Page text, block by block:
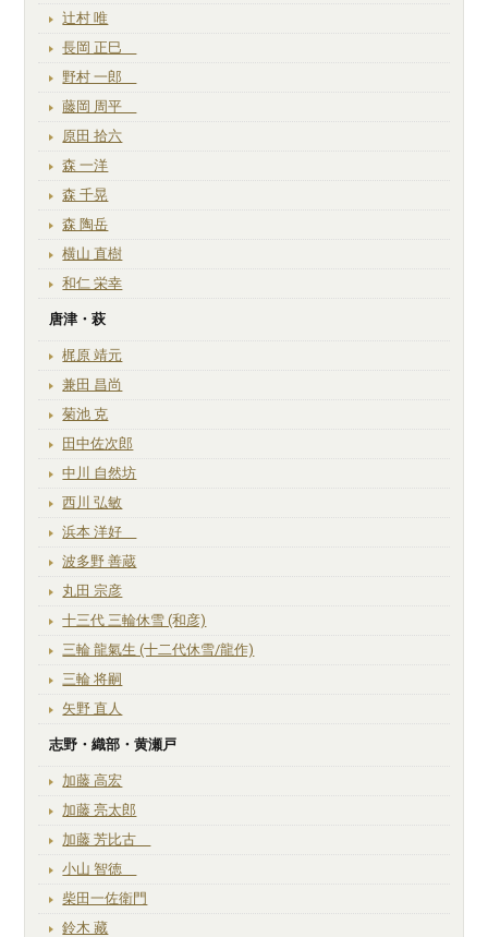
辻村 唯
長岡 正巳
野村 一郎
藤岡 周平
原田 拾六
森 一洋
森 千晃
森 陶岳
横山 直樹
和仁 栄幸
唐津・萩
梶原 靖元
兼田 昌尚
菊池 克
田中佐次郎
中川 自然坊
西川 弘敏
浜本 洋好
波多野 善蔵
丸田 宗彦
十三代 三輪休雪 (和彦)
三輪 龍氣生 (十二代休雪/龍作)
三輪 将嗣
矢野 直人
志野・織部・黄瀬戸
加藤 高宏
加藤 亮太郎
加藤 芳比古
小山 智徳
柴田一佐衛門
鈴木 藏